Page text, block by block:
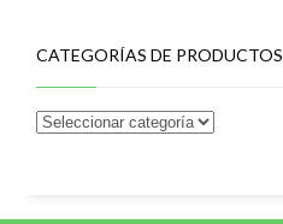
CATEGORÍAS DE PRODUCTOS